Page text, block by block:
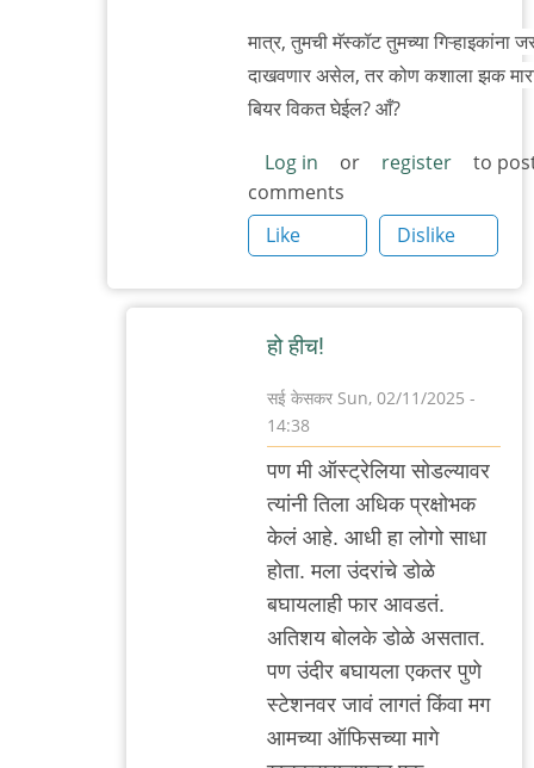
मात्र, तुमची मॅस्कॉट तुमच्या गिऱ्हाइकांना
दाखवणार असेल, तर कोण कशाला झक
बियर विकत घेईल? आँ?
Log in or register
to
comments
Like
Dislike
हो हीच!
सई केसकर Sun, 02/11/2025 -
14:38
In
reply
to
ओह!
by
'न'वी
पण मी ऑस्ट्रेलिया सोडल्यावर
त्यांनी तिला अधिक प्रक्षोभक
केलं आहे. आधी हा लोगो साधा
होता. मला उंदरांचे डोळे
बघायलाही फार आवडतं.
अतिशय बोलके डोळे असतात.
पण उंदीर बघायला एकतर पुणे
स्टेशनवर जावं लागतं किंवा मग
आमच्या ऑफिसच्या मागे